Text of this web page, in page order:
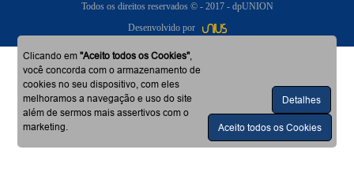
Todos os direitos reservados © - 2017 - dpUNION
Desenvolvido por
Clicando em"Aceito todos os Cookies",
você concorda com o armazenamento de
cookies no seu dispositivo, com eles
melhoramos a navegação e uso do site
além de sermos mais assertivos com o
marketing.
Detalhes
Aceito todos os Cookies